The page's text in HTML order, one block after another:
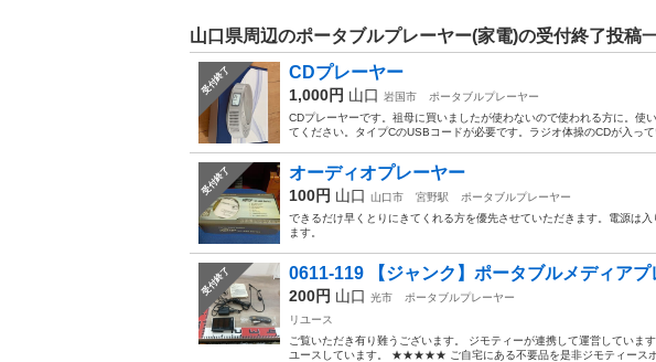
山口県周辺のポータブルプレーヤー(家電)の受付終了投稿
受付終了 CDプレーヤー
1,000円 山口 岩国市
ポータブルプレーヤー
CDプレーヤーです。祖母に買いましたが使わないので使われる方に。使
てください。タイプCのUSBコードが必要です。ラジオ体操のCDが入っ
受付終了 オーディオプレーヤー
100円 山口 山口市 宮野駅
ポータブルプレーヤー
できるだけ早くとりにきてくれる方を優先させていただきます。電源は
ます。
受付終了 0611-119 【ジャンク】ポータブルメディアプ
200円 山口 光市
ポータブルプレーヤー
リユース
ご覧いただき有り難うございます。 ジモティーが連携して運営していま
ユースしています。 ★★★★★ ご自宅にある不要品を是非ジモティースポ